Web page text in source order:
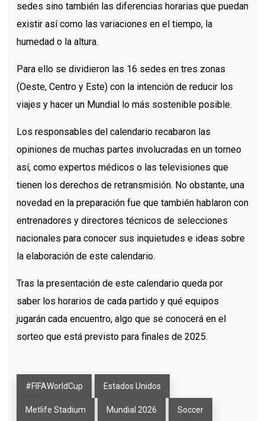
sedes sino también las diferencias horarias que puedan
existir así como las variaciones en el tiempo, la
humedad o la altura.
Para ello se dividieron las 16 sedes en tres zonas
(Oeste, Centro y Este) con la intención de reducir los
viajes y hacer un Mundial lo más sostenible posible.
Los responsables del calendario recabaron las
opiniones de muchas partes involucradas en un torneo
así, como expertos médicos o las televisiones que
tienen los derechos de retransmisión. No obstante, una
novedad en la preparación fue que también hablaron con
entrenadores y directores técnicos de selecciones
nacionales para conocer sus inquietudes e ideas sobre
la elaboración de este calendario.
Tras la presentación de este calendario queda por
saber los horarios de cada partido y qué equipos
jugarán cada encuentro, algo que se conocerá en el
sorteo que está previsto para finales de 2025.
#FIFAWorldCup Estados Unidos
Metlife Stadium Mundial 2026 Soccer